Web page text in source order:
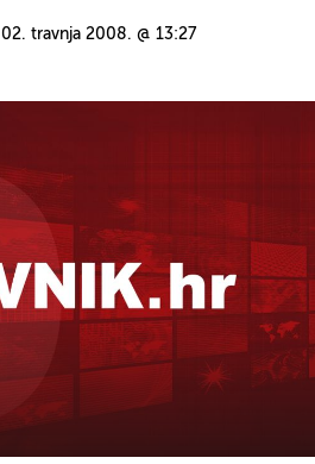
02. travnja 2008. @ 13:27